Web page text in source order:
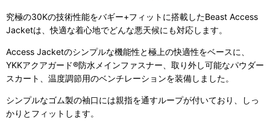
究極の30Kの技術性能をバギー+フィットに搭載したBeast Access
Jacketは、快適な着心地でどんな悪天候にも対応します。
Access Jacketのシンプルな機能性と極上の快適性をベースに、
YKKアクアガード®防水メインファスナー、取り外し可能なパウダー
スカート、 温度調節用のベンチレーションを装備しました。
シンプルなゴム製の袖口には親指を通すループが付いており、しっ
かりとフィットします。